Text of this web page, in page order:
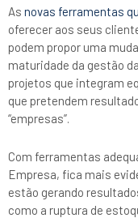
As novas ferramentas
oferecer aos seus
podem propor uma
maturidade da gestão
projetos que integram
que pretendem
“empresas”.
Com ferramentas
Empresa, fica mais
estão gerando
como a ruptura de